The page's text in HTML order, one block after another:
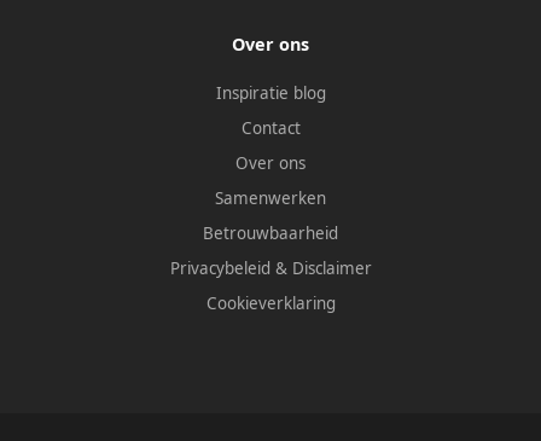
Over ons
Inspiratie blog
Contact
Over ons
Samenwerken
Betrouwbaarheid
Privacybeleid & Disclaimer
Cookieverklaring